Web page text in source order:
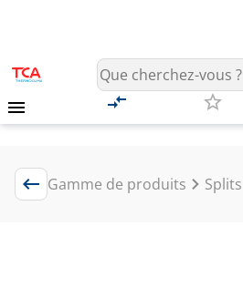
Gamme de produits Splits